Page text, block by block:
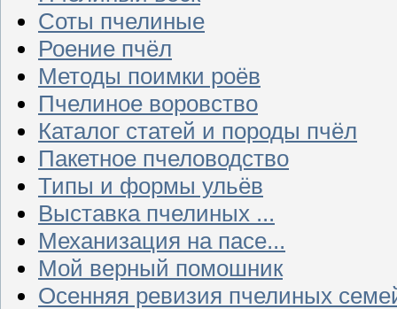
Соты пчелиные
Роение пчёл
Методы поимки роёв
Пчелиное воровство
Каталог статей и породы пчёл
Пакетное пчеловодство
Типы и формы ульёв
Выставка пчелиных ...
Механизация на пасе...
Мой верный помошник
Осенняя ревизия пчелиных